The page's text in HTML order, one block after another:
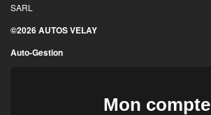
SARL
©2026 AUTOS VELAY
Auto-Gestion
Mon compte